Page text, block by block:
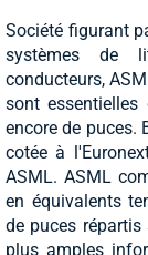
Société figurant
systèmes de
conducteurs,
sont
encore de puces.
cotée à
ASML. ASML
en équivalents
de puces
plus amples